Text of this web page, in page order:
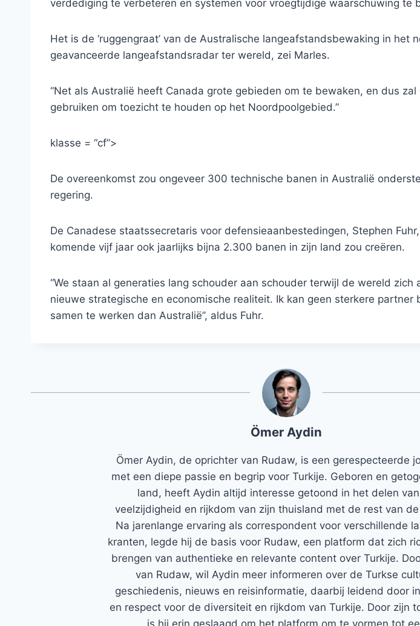
verdediging te verbeteren en systemen voor vroegtijdige waarschuwing te
Het is de ‘ruggengraat’ van de Australische langeafstandsbewaking in het
geavanceerde langeafstandsradar ter wereld, zei Marles.
“Net als Australië heeft Canada grote gebieden om te bewaken, en dus
gebruiken om toezicht te houden op het Noordpoolgebied.”
klasse = “cf”>
De overeenkomst zou ongeveer 300 technische banen in Australië
regering.
De Canadese staatssecretaris voor defensieaanbestedingen, Stephen
komende vijf jaar ook jaarlijks bijna 2.300 banen in zijn land zou creëren.
“We staan ​​al generaties lang schouder aan schouder terwijl de wereld zich
nieuwe strategische en economische realiteit. Ik kan geen sterkere partner
samen te werken dan Australië”, aldus Fuhr.
Ömer Aydin
Ömer Aydin, de oprichter van Rudaw, is een gerespecteerde
met een diepe passie en begrip voor Turkije. Geboren en
land, heeft Aydin altijd interesse getoond in het delen
veelzijdigheid en rijkdom van zijn thuisland met de rest van
Na jarenlange ervaring als correspondent voor verschillende
kranten, legde hij de basis voor Rudaw, een platform dat zich
brengen van authentieke en relevante content over Turkije.
van Rudaw, wil Aydin meer informeren over de Turkse
geschiedenis, nieuws en reisinformatie, daarbij leidend door
en respect voor de diversiteit en rijkdom van Turkije. Door zijn
is hij erin geslaagd om het platform om te vormen tot